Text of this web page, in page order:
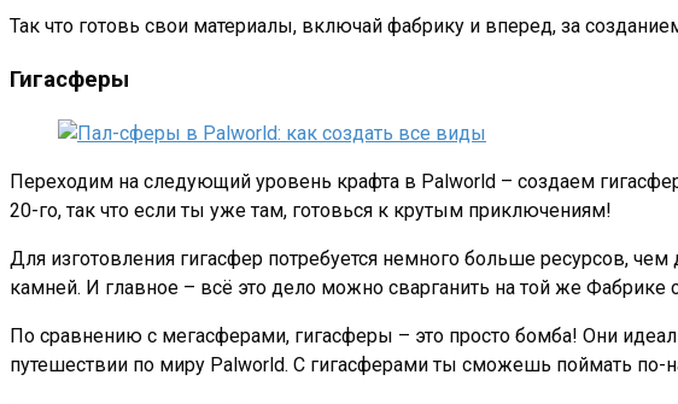
Так что готовь свои материалы, включай фабрику и вперед, за
Гигасферы
Переходим на следующий уровень крафта в Palworld – создаем
20-го, так что если ты уже там, готовься к крутым приключениям!
Для изготовления гигасфер потребуется немного больше ресурсов,
камней. И главное – всё это дело можно сварганить на той же Фабрике
По сравнению с мегасферами, гигасферы – это просто бомба! Они
путешествии по миру Palworld. С гигасферами ты сможешь поймать по-